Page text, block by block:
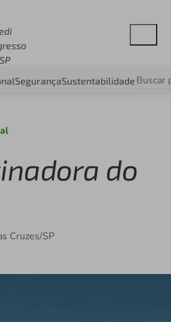
SegurançaSustentabilidade
do
Cruzes/SP